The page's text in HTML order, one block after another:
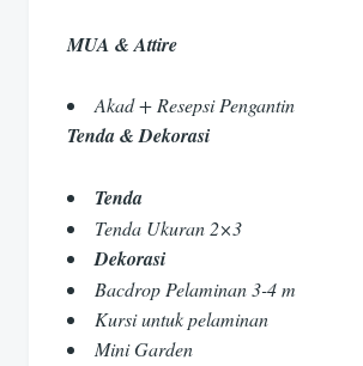
MUA & Attire
Akad + Resepsi Pengantin
Tenda & Dekorasi
Tenda
Tenda Ukuran 2×3
Dekorasi
Bacdrop Pelaminan 3-4 m
Kursi untuk pelaminan
Mini Garden